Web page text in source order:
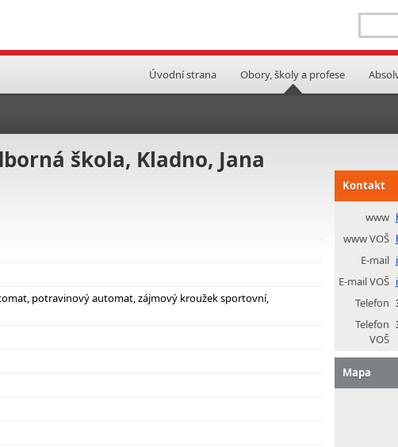
Úvodní strana Obory, školy a profese
škola, Kladno, Jana
potravinový automat, zájmový kroužek sportovní,
Kontakt
www
www VOŠ
E-mail
E-mail VOŠ
Telefon
Telefon
VOŠ
Mapa